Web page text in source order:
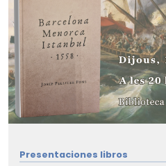
Presentaciones libros